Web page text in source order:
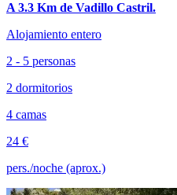
A 3.3 Km de Vadillo Castril.
Alojamiento entero
2 - 5 personas
2 dormitorios
4 camas
24 €
pers./noche (aprox.)